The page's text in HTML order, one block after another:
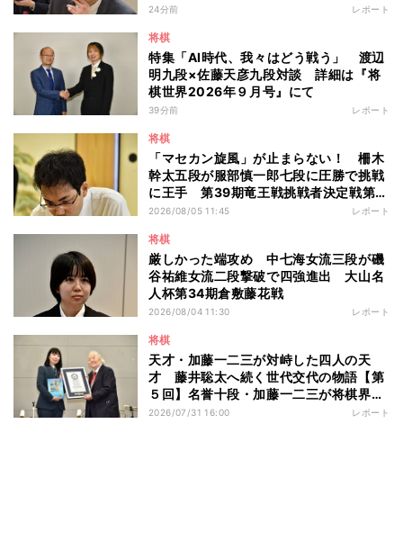
24分前 レポート
将棋
特集「AI時代、我々はどう戦う」 渡辺
明九段×佐藤天彦九段対談 詳細は『将
棋世界2026年９月号』にて
39分前 レポート
将棋
「マセカン旋風」が止まらない！ 柵木
幹太五段が服部慎一郎七段に圧勝で挑戦
に王手 第39期竜王戦挑戦者決定戦第１
局
2026/08/05 11:45 レポート
将棋
厳しかった端攻め 中七海女流三段が磯
谷祐維女流二段撃破で四強進出 大山名
人杯第34期倉敷藤花戦
2026/08/04 11:30 レポート
将棋
天才・加藤一二三が対峙した四人の天
才 藤井聡太へ続く世代交代の物語【第
５回】名誉十段・加藤一二三が将棋界に
残したもの
2026/07/31 16:00 レポート